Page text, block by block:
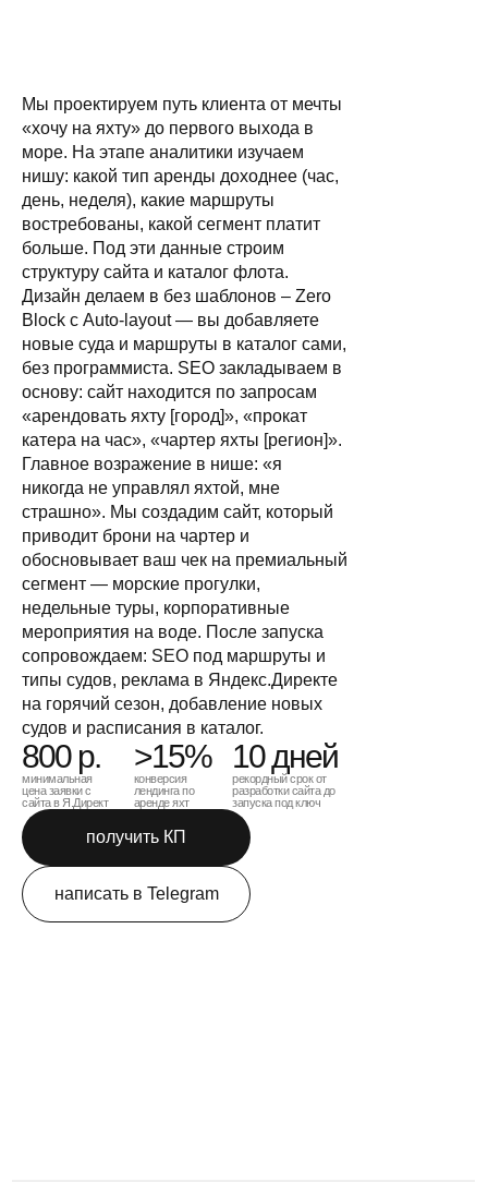
Мы проектируем путь клиента от мечты
«хочу на яхту» до первого выхода в
море. На этапе аналитики изучаем
нишу: какой тип аренды доходнее (час,
день, неделя), какие маршруты
востребованы, какой сегмент платит
больше. Под эти данные строим
структуру сайта и каталог флота.
Дизайн делаем в без шаблонов – Zero
Block с Auto-layout — вы добавляете
новые суда и маршруты в каталог сами,
без программиста. SEO закладываем в
основу: сайт находится по запросам
«арендовать яхту [город]», «прокат
катера на час», «чартер яхты [регион]».
Главное возражение в нише: «я
никогда не управлял яхтой, мне
страшно». Мы создадим сайт, который
приводит брони на чартер и
обосновывает ваш чек на премиальный
сегмент — морские прогулки,
недельные туры, корпоративные
мероприятия на воде. После запуска
сопровождаем: SEO под маршруты и
типы судов, реклама в Яндекс.Директе
на горячий сезон, добавление новых
судов и расписания в каталог.
800 р.
минимальная
цена заявки с
сайта в Я.Директ
>15%
конверсия
лендинга по
аренде яхт
10 дней
рекордный срок от
разработки сайта до
запуска под ключ
получить КП
написать в Telegram